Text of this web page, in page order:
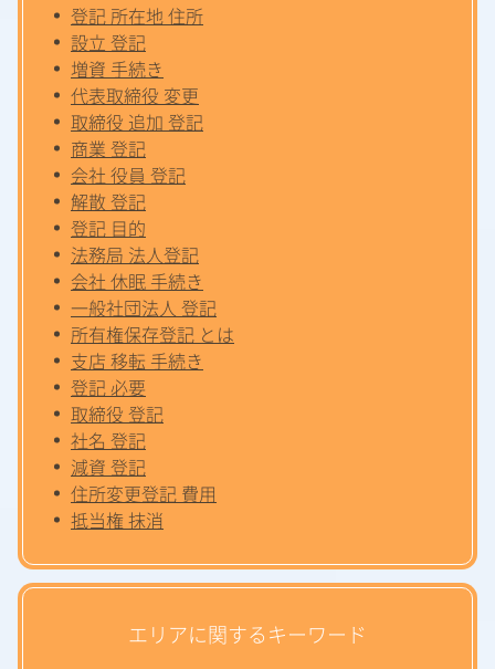
登記 所在地 住所
設立 登記
増資 手続き
代表取締役 変更
取締役 追加 登記
商業 登記
会社 役員 登記
解散 登記
登記 目的
法務局 法人登記
会社 休眠 手続き
一般社団法人 登記
所有権保存登記 とは
支店 移転 手続き
登記 必要
取締役 登記
社名 登記
減資 登記
住所変更登記 費用
抵当権 抹消
エリアに関するキーワード